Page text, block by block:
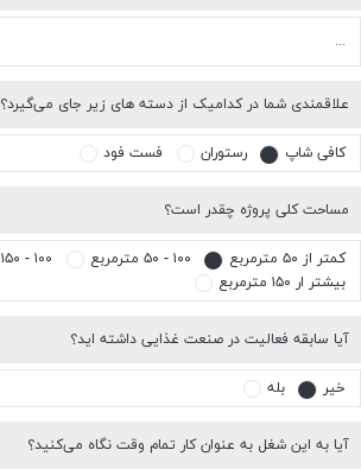
علاقمندی شما در کدامیک از دسته های زیر جای می‌گیرد؟
کافی شاپ رستوران فست فود
مساحت کلی پروژه چقدر است؟
کمتر از ۵۰ مترمربع ۱۰۰ - ۵۰ مترمربع
۱۰۰ - ۱۵۰ مترمربع
بیشتر ار ۱۵۰ مترمربع
آیا سابقه فعالیت در صنعت غذایی داشته اید؟
خیر بله
آیا به این شغل به عنوان کار تمام وقت نگاه می‌کنید؟